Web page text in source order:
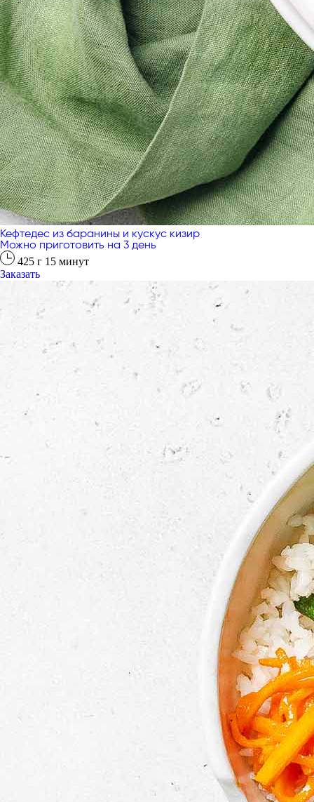
Кефтедес из баранины и кускус кизир
Можно приготовить на 3 день
425 г 15 минут
Заказать